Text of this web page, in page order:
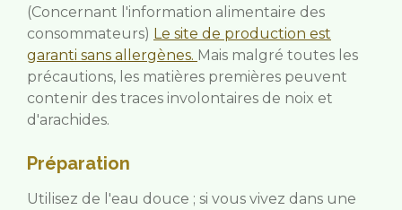
(Concernant l'information alimentaire des
consommateurs) Le site de production est
garanti sans allergènes. Mais malgré toutes les
précautions, les matières premières peuvent
contenir des traces involontaires de noix et
d'arachides.
Préparation
Utilisez de l'eau douce ; si vous vivez dans une